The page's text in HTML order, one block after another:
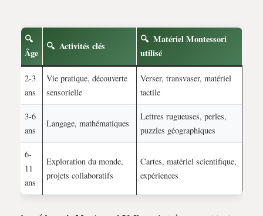
Âge
Activités clés
Matériel Montessori
utilisé
2-3
ans
Vie pratique, découverte
sensorielle
Verser, transvaser, matériel
tactile
3-6
ans
Langage, mathématiques
Lettres rugueuses, perles,
puzzles géographiques
6-
11
ans
Exploration du monde,
projets collaboratifs
Cartes, matériel scientifique,
expériences